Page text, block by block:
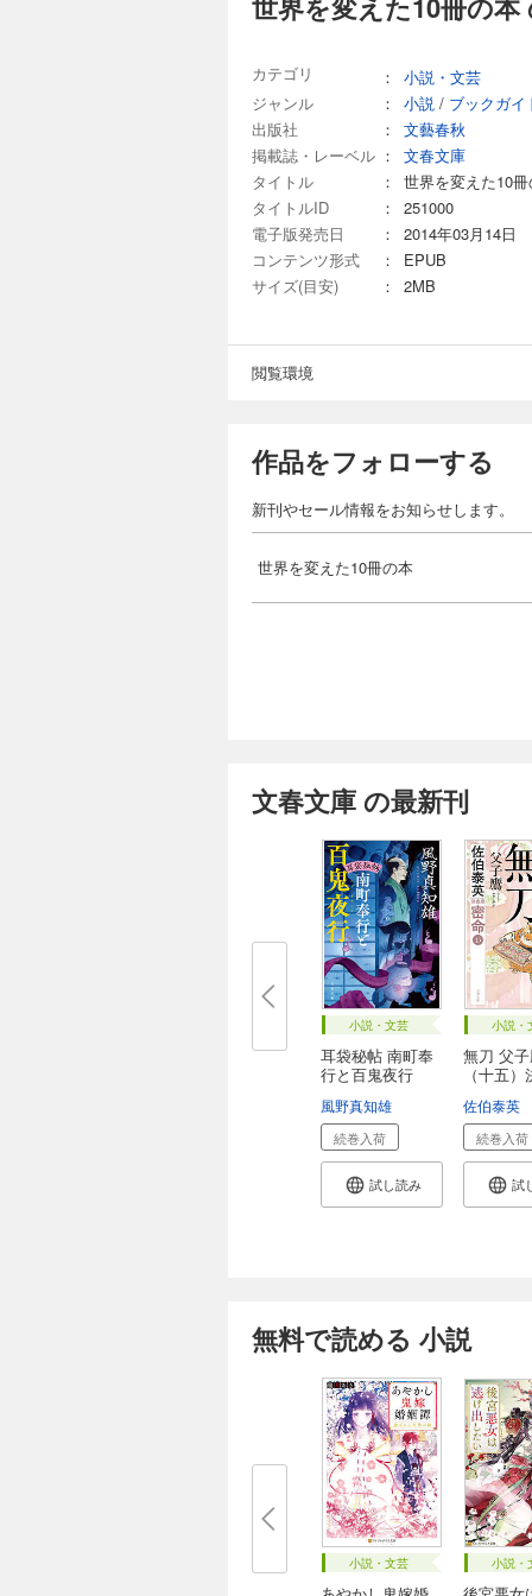
カテゴリ ：
小説・文芸
ジャンル
： 小説 / ブックガイ
出版社
：
文藝春秋
掲載誌・レーベル ：
文春文庫
タイトル
：
世界を変えた10
タイトルID
：
251000
電子版発売日
：
2014年03月14日
コンテンツ形式
：
EPUB
サイズ(目安)
： 2MB
閲覧環境
作品をフォローする
新刊やセール情報をお知らせします。
世界を変えた10冊の本
文春文庫 の最新刊
小説・文芸
耳袋秘帖 南町奉
行と百鬼夜行
風野真知雄
続巻入荷
試し読み
小説・
無刀 父
（十五
佐伯泰英
続巻入荷
試
無料で読める 小説
小説・文芸 小説・